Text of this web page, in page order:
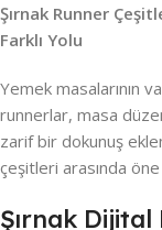
Şırnak Runner
Farklı Yolu
Yemek masalarının
runnerlar, masa
zarif bir dokunuş
çeşitleri arasında
Şırnak Dijital